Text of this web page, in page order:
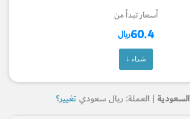
أسعار تبدأ من
60.4ريال
شراء ↓
السعودية | العملة: ريال سعوديتغيير؟
Return to Search Page